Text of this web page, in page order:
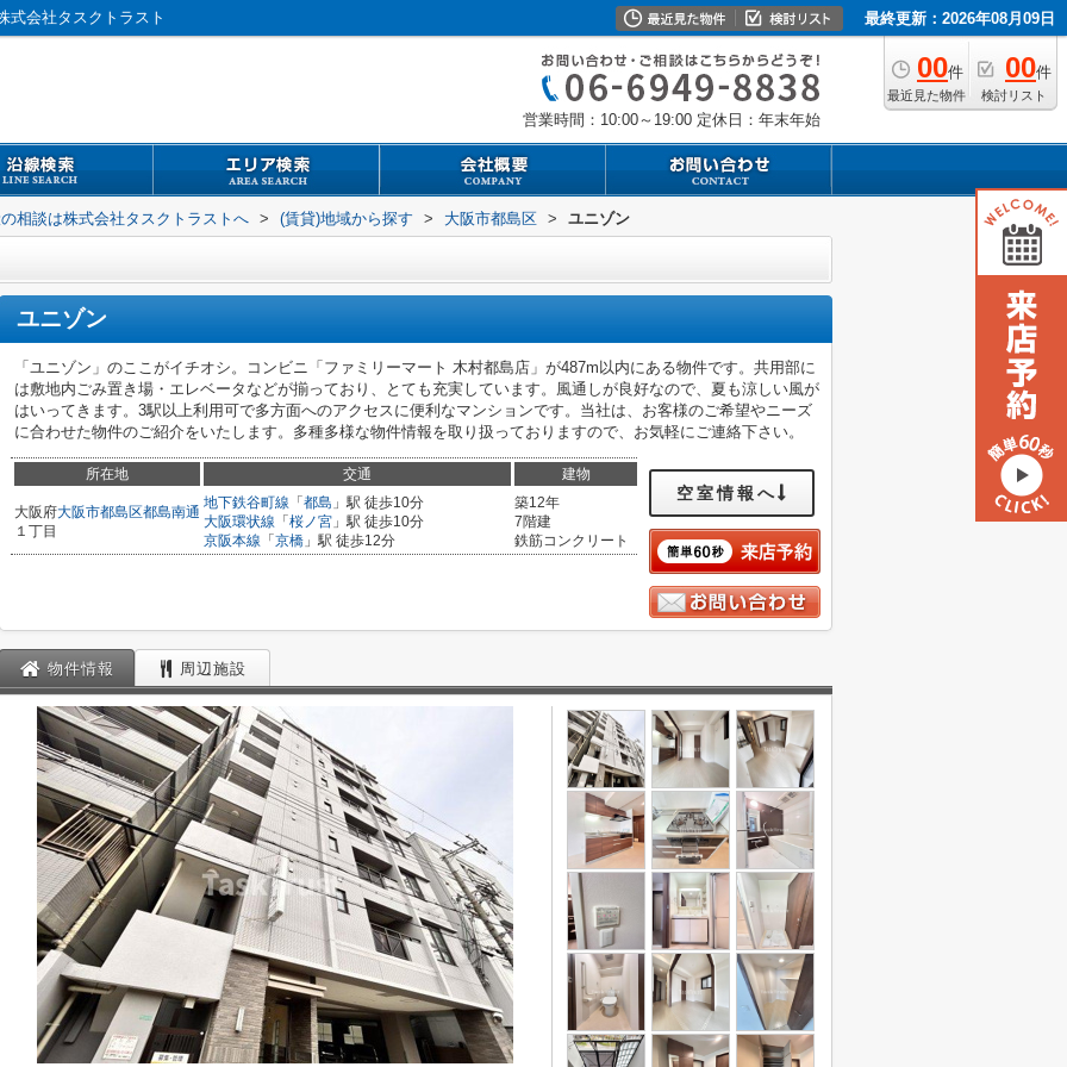
式会社タスクトラスト 最終更新：2026年08月09日
00件
最近見た物件
00件
検討リスト
営業時間：10:00～19:00 定休日：年末年始
相談は株式会社タスクトラストへ > (賃貸)地域から探す > 大阪市都島区 > ユニゾン
ユニゾン
「ユニゾン」のここがイチオシ。コンビニ「ファミリーマート 木村都島店」が487m以内にある物件です。共用部に
は敷地内ごみ置き場・エレベータなどが揃っており、とても充実しています。風通しが良好なので、夏も涼しい風が
はいってきます。3駅以上利用可で多方面へのアクセスに便利なマンションです。当社は、お客様のご希望やニーズ
に合わせた物件のご紹介をいたします。多種多様な物件情報を取り扱っておりますので、お気軽にご連絡下さい。
所在地 交通 建物
大阪府大阪市都島区都島南通
１丁目
地下鉄谷町線 「 都島 」駅 徒歩10分
大阪環状線 「 桜ノ宮 」駅 徒歩10分
京阪本線 「 京橋 」駅 徒歩12分
築12年
7階建
鉄筋コンクリート
空室情報へ
物件情報 周辺施設